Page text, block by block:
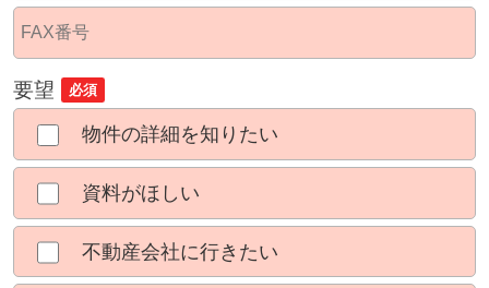
要望 必須
物件の詳細を知りたい
資料がほしい
不動産会社に行きたい